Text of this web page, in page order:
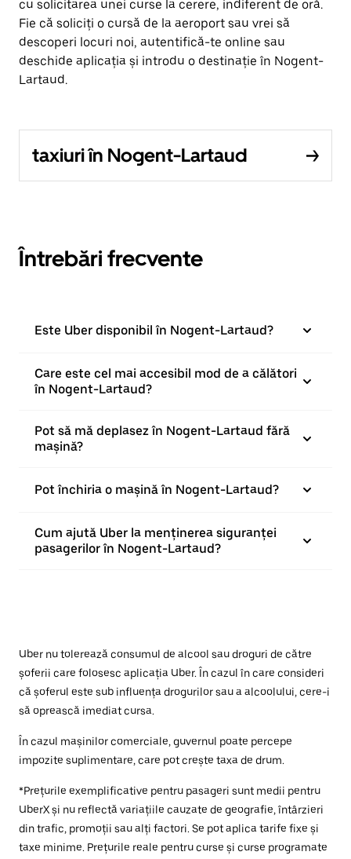
cu solicitarea unei curse la cerere, indiferent de oră.
Fie că soliciți o cursă de la aeroport sau vrei să
descoperi locuri noi, autentifică-te online sau
deschide aplicația și introdu o destinație în Nogent-
Lartaud.
taxiuri în Nogent-Lartaud
Întrebări frecvente
Este Uber disponibil în Nogent-Lartaud?
Care este cel mai accesibil mod de a călători
în Nogent-Lartaud?
Pot să mă deplasez în Nogent-Lartaud fără
mașină?
Pot închiria o mașină în Nogent-Lartaud?
Cum ajută Uber la menținerea siguranței
pasagerilor în Nogent-Lartaud?
Uber nu tolerează consumul de alcool sau droguri de către
șoferii care folosesc aplicația Uber. În cazul în care consideri
că șoferul este sub influența drogurilor sau a alcoolului, cere-i
să oprească imediat cursa.
În cazul mașinilor comerciale, guvernul poate percepe
impozite suplimentare, care pot crește taxa de drum.
*Prețurile exemplificative pentru pasageri sunt medii pentru
UberX și nu reflectă variațiile cauzate de geografie, întârzieri
din trafic, promoții sau alți factori. Se pot aplica tarife fixe și
taxe minime. Prețurile reale pentru curse și curse programate